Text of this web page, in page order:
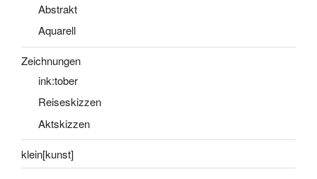
Abstrakt
Aquarell
Zeichnungen
ink:tober
Reiseskizzen
Aktskizzen
klein[kunst]